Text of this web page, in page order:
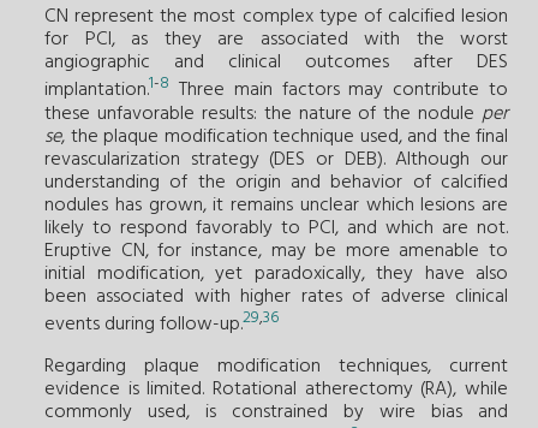
CN represent the most complex type of calcified lesion
for PCI, as they are associated with the worst
angiographic and clinical outcomes after DES
implantation.1-8 Three main factors may contribute to
these unfavorable results: the nature of the nodule per
se, the plaque modification technique used, and the final
revascularization strategy (DES or DEB). Although our
understanding of the origin and behavior of calcified
nodules has grown, it remains unclear which lesions are
likely to respond favorably to PCI, and which are not.
Eruptive CN, for instance, may be more amenable to
initial modification, yet paradoxically, they have also
been associated with higher rates of adverse clinical
events during follow-up.29,36
Regarding plaque modification techniques, current
evidence is limited. Rotational atherectomy (RA), while
commonly used, is constrained by wire bias and